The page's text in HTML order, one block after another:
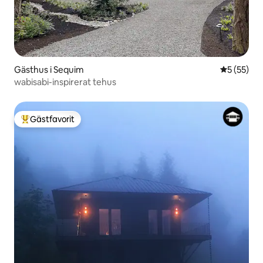
Gästhus i Sequim 5 av 5 i
5 (55)
wabisabi-inspirerat tehus
Populär gästfavorit
Gästfavorit